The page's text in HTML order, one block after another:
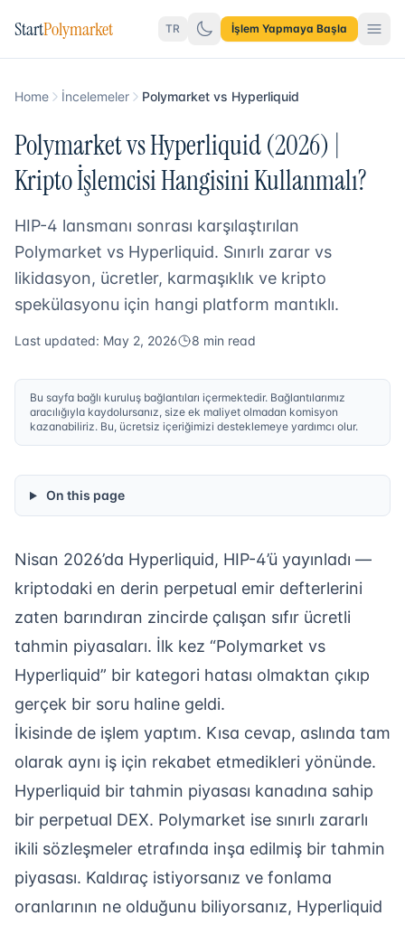
StartPolymarket TR İşlem Yapmaya Başla
Home İncelemeler Polymarket vs Hyperliquid
Polymarket vs Hyperliquid (2026) |
Kripto İşlemcisi Hangisini Kullanmalı?
HIP-4 lansmanı sonrası karşılaştırılan
Polymarket vs Hyperliquid. Sınırlı zarar vs
likidasyon, ücretler, karmaşıklık ve kripto
spekülasyonu için hangi platform mantıklı.
Last updated: May 2, 2026 8 min read
Bu sayfa bağlı kuruluş bağlantıları içermektedir. Bağlantılarımız
aracılığıyla kaydolursanız, size ek maliyet olmadan komisyon
kazanabiliriz. Bu, ücretsiz içeriğimizi desteklemeye yardımcı olur.
On this page
Nisan 2026’da Hyperliquid, HIP-4’ü yayınladı —
kriptodaki en derin perpetual emir defterlerini
zaten barındıran zincirde çalışan sıfır ücretli
tahmin piyasaları. İlk kez “Polymarket vs
Hyperliquid” bir kategori hatası olmaktan çıkıp
gerçek bir soru haline geldi.
İkisinde de işlem yaptım. Kısa cevap, aslında tam
olarak aynı iş için rekabet etmedikleri yönünde.
Hyperliquid bir tahmin piyasası kanadına sahip
bir perpetual DEX. Polymarket ise sınırlı zararlı
ikili sözleşmeler etrafında inşa edilmiş bir tahmin
piyasası. Kaldıraç istiyorsanız ve fonlama
oranlarının ne olduğunu biliyorsanız, Hyperliquid